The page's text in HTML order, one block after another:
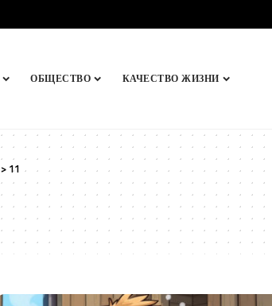
ОБЩЕСТВО КАЧЕСТВО ЖИЗНИ
> 11